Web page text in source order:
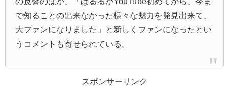
で知ることの出来なかった様々な魅力を発見出来て、
大ファンになりました」と新しくファンになったとい
うコメントも寄せられている。
スポンサーリンク